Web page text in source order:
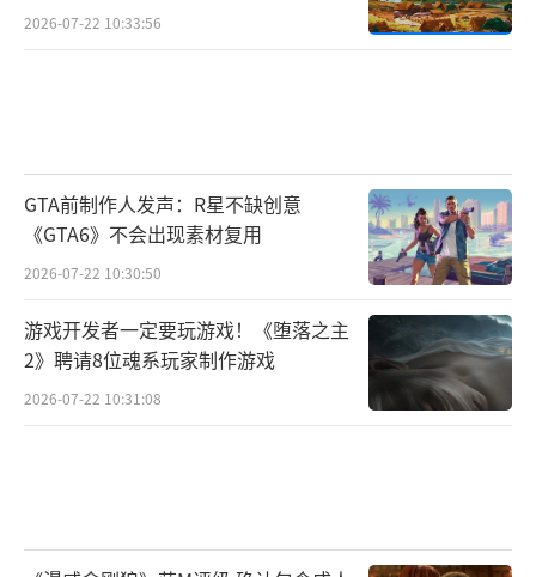
2026-07-22 10:33:56
GTA前制作人发声：R星不缺创意
《GTA6》不会出现素材复用
2026-07-22 10:30:50
游戏开发者一定要玩游戏！《堕落之主
2》聘请8位魂系玩家制作游戏
2026-07-22 10:31:08